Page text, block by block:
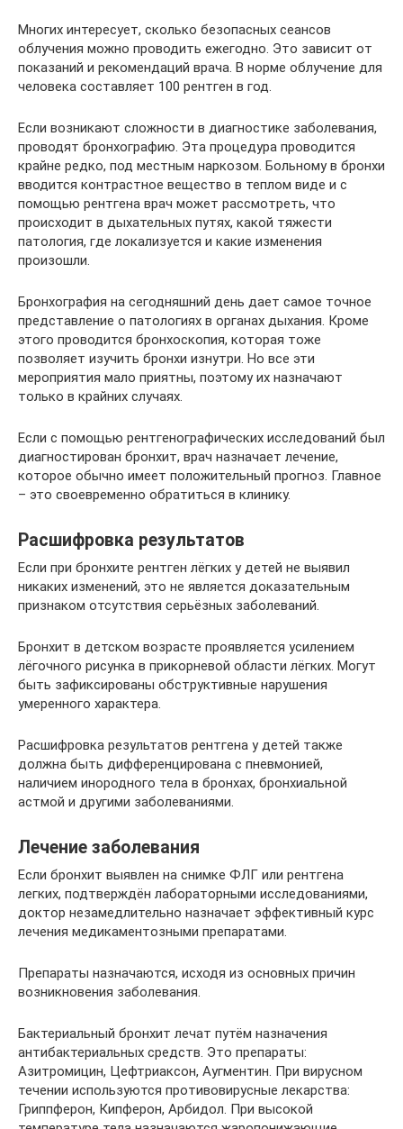
Многих интересует, сколько безопасных сеансов
облучения можно проводить ежегодно. Это зависит от
показаний и рекомендаций врача. В норме облучение для
человека составляет 100 рентген в год.
Если возникают сложности в диагностике заболевания,
проводят бронхографию. Эта процедура проводится
крайне редко, под местным наркозом. Больному в бронхи
вводится контрастное вещество в теплом виде и с
помощью рентгена врач может рассмотреть, что
происходит в дыхательных путях, какой тяжести
патология, где локализуется и какие изменения
произошли.
Бронхография на сегодняшний день дает самое точное
представление о патологиях в органах дыхания. Кроме
этого проводится бронхоскопия, которая тоже
позволяет изучить бронхи изнутри. Но все эти
мероприятия мало приятны, поэтому их назначают
только в крайних случаях.
Если с помощью рентгенографических исследований был
диагностирован бронхит, врач назначает лечение,
которое обычно имеет положительный прогноз. Главное
– это своевременно обратиться в клинику.
Расшифровка результатов
Если при бронхите рентген лёгких у детей не выявил
никаких изменений, это не является доказательным
признаком отсутствия серьёзных заболеваний.
Бронхит в детском возрасте проявляется усилением
лёгочного рисунка в прикорневой области лёгких. Могут
быть зафиксированы обструктивные нарушения
умеренного характера.
Расшифровка результатов рентгена у детей также
должна быть дифференцирована с пневмонией,
наличием инородного тела в бронхах, бронхиальной
астмой и другими заболеваниями.
Лечение заболевания
Если бронхит выявлен на снимке ФЛГ или рентгена
легких, подтверждён лабораторными исследованиями,
доктор незамедлительно назначает эффективный курс
лечения медикаментозными препаратами.
Препараты назначаются, исходя из основных причин
возникновения заболевания.
Бактериальный бронхит лечат путём назначения
антибактериальных средств. Это препараты:
Азитромицин, Цефтриаксон, Аугментин. При вирусном
течении используются противовирусные лекарства:
Гриппферон, Кипферон, Арбидол. При высокой